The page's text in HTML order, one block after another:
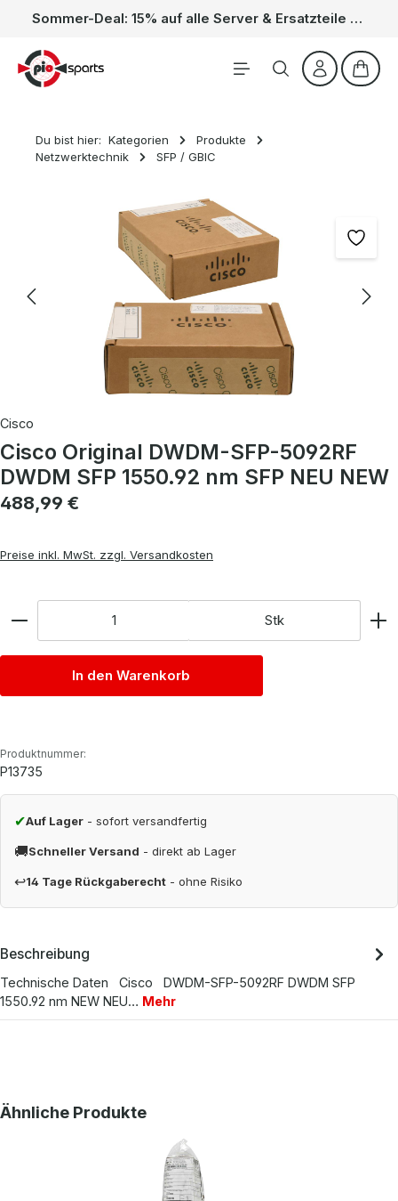
Zum Hauptinhalt springen Sommer-Deal: 15% auf alle Server & Ersatzteile – Kein Code nötig, der Rabatt wird automatisch im Warenkorb abgezogen. Gültig vom 01.06. bis 31.08.
Du bist hier: Kategorien
Produkte
Netzwerktechnik
SFP / GBIC
Bildergalerie überspringen
Cisco
Cisco Original DWDM-SFP-5092RF
DWDM SFP 1550.92 nm SFP NEU NEW
Regulärer Preis:
488,99 €
Preise inkl. MwSt. zzgl. Versandkosten
Stk
In den Warenkorb
Produktnummer:
P13735
✔Auf Lager - sofort versandfertig
🚚Schneller Versand - direkt ab Lager
↩14 Tage Rückgaberecht - ohne Risiko
Beschreibung
Technische Daten Cisco DWDM-SFP-5092RF DWDM SFP
1550.92 nm NEW NEU… Mehr
Produktgalerie überspringen
Ähnliche Produkte